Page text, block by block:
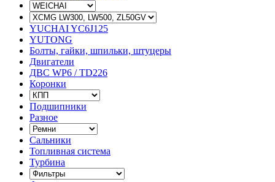
YUCHAI YC6J125
YUTONG
Болты, гайки, шпильки, штуцеры
Двигатели
ДВС WP6 / TD226
Коронки
Подшипники
Разное
Сальники
Топливная система
Турбина